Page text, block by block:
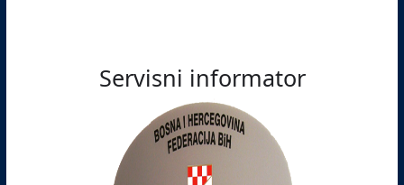
Servisni informator